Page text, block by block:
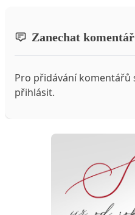
Zanechat komentář
Pro přidávání komentářů
přihlásit.